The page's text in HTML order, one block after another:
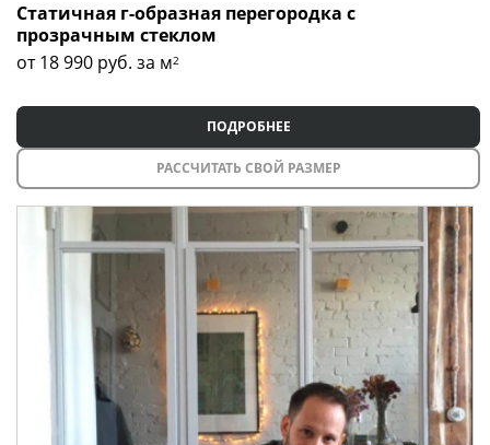
Статичная г-образная перегородка с
прозрачным стеклом
от 18 990 руб. за м2
ПОДРОБНЕЕ
РАССЧИТАТЬ СВОЙ РАЗМЕР